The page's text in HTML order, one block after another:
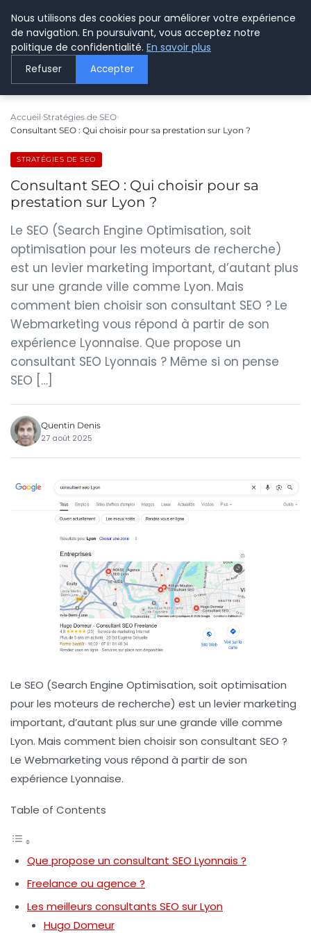
LE WEBMARKETING
Accueil Stratégies de SEO
Consultant SEO : Qui choisir pour sa prestation sur Lyon ?
STRATÉGIES DE SEO
Consultant SEO : Qui choisir pour sa
prestation sur Lyon ?
Le SEO (Search Engine Optimisation, soit
optimisation pour les moteurs de recherche)
est un levier marketing important, d’autant plus
sur une grande ville comme Lyon. Mais
comment bien choisir son consultant SEO ? Le
Webmarketing vous répond à partir de son
expérience Lyonnaise. Que propose un
consultant SEO Lyonnais ? Même si on pense
SEO […]
Quentin Denis
27 août 2025
Le SEO (Search Engine Optimisation, soit optimisation
pour les moteurs de recherche) est un levier marketing
important, d’autant plus sur une grande ville comme
Lyon. Mais comment bien choisir son consultant SEO ?
Le Webmarketing vous répond à partir de son
expérience Lyonnaise.
Table of Contents
Que propose un consultant SEO Lyonnais ?
Freelance ou agence ?
Les meilleurs consultants SEO sur Lyon
Hugo Domeur
Nous utilisons des cookies pour améliorer votre expérience
de navigation. En poursuivant, vous acceptez notre
politique de confidentialité. En savoir plus
Refuser Accepter